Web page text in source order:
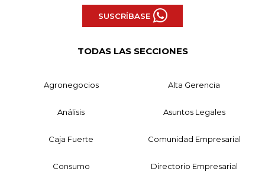
SUSCRÍBASE
TODAS LAS SECCIONES
Agronegocios Alta Gerencia
Análisis Asuntos Legales
Caja Fuerte Comunidad Empresarial
Consumo Directorio Empresarial